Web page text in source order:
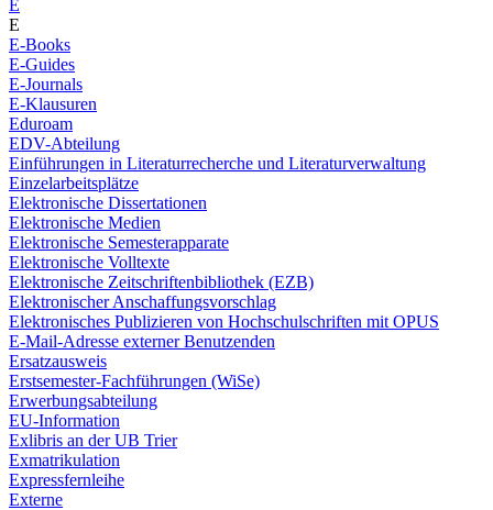
E
E
E-Books
E-Guides
E-Journals
E-Klausuren
Eduroam
EDV-Abteilung
Einführungen in Literaturrecherche und Literaturverwaltung
Einzelarbeitsplätze
Elektronische Dissertationen
Elektronische Medien
Elektronische Semesterapparate
Elektronische Volltexte
Elektronische Zeitschriftenbibliothek (EZB)
Elektronischer Anschaffungsvorschlag
Elektronisches Publizieren von Hochschulschriften mit OPUS
E-Mail-Adresse externer Benutzenden
Ersatzausweis
Erstsemester-Fachführungen (WiSe)
Erwerbungsabteilung
EU-Information
Exlibris an der UB Trier
Exmatrikulation
Expressfernleihe
Externe